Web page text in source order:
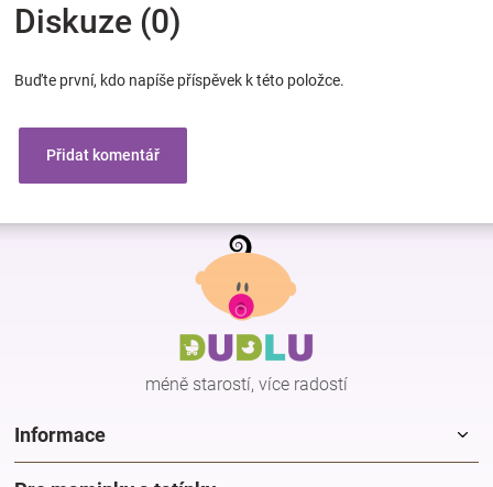
Diskuze (0)
Buďte první, kdo napíše příspěvek k této položce.
Přidat komentář
Z
méně starostí, více radostí
Informace